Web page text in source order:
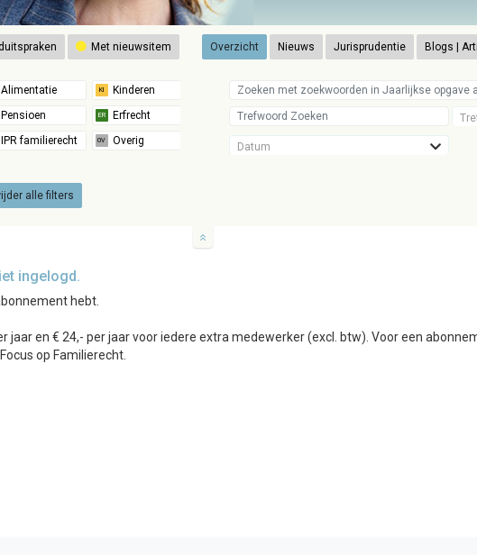
Met nieuwsitem Overzicht Nieuws Jurisprudentie Blogs |
Datum
alle filters
ingelogd.
hebt.
jaar en € 24,- per jaar voor iedere extra medewerker (excl. btw). Voor een
op Familierecht.